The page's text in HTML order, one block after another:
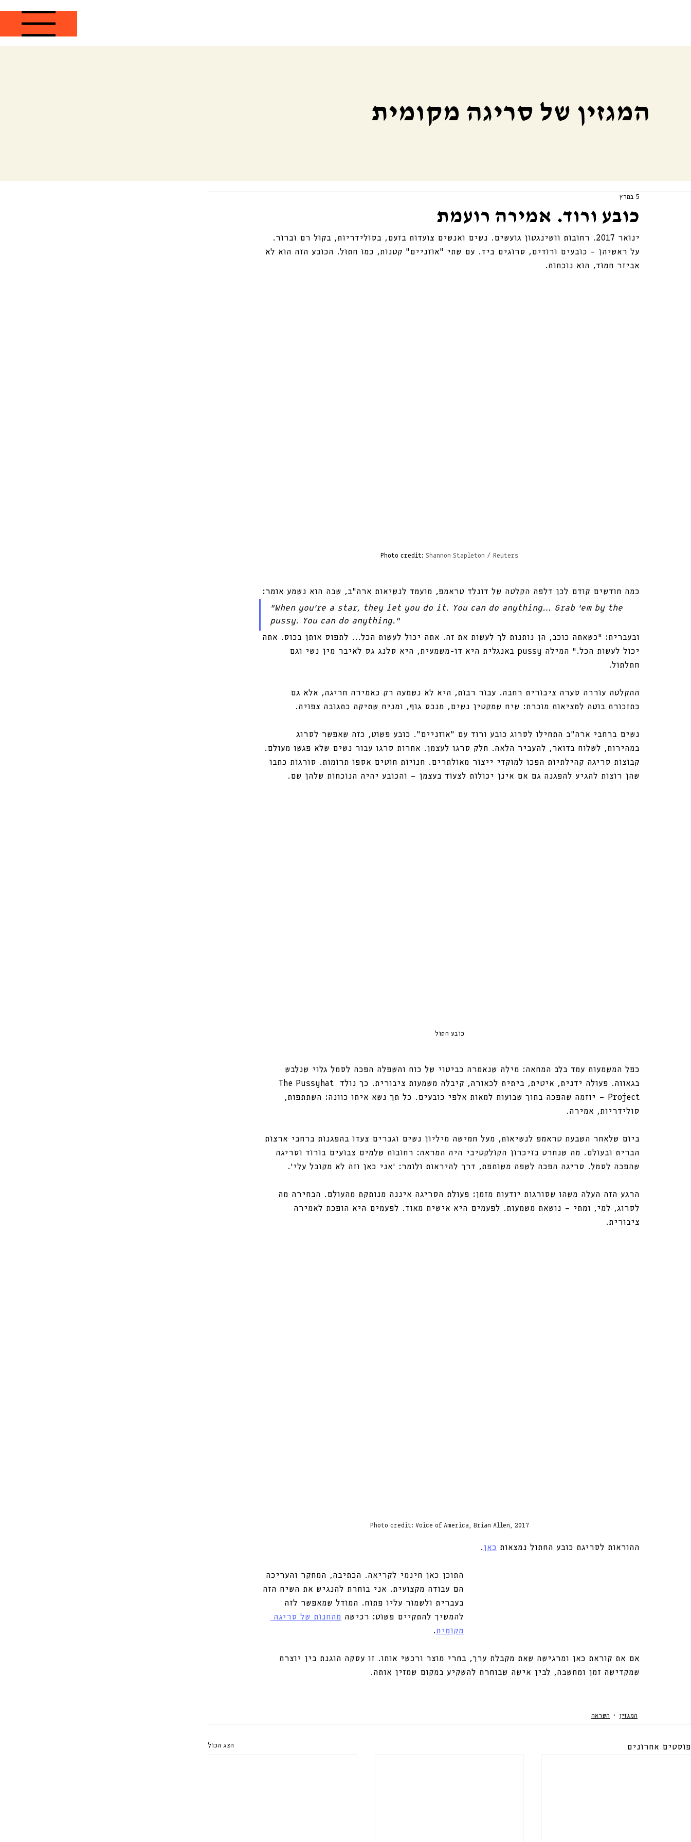
המגזין של סריגה מקומית
כובע ורוד. אמירה רועמת
5 במרץ
ינואר 2017. רחובות וושינגטון גועשים. נשים ואנשים צועדות בזעם, בסולידריות, בקול רם וברור.
על ראשיהן – כובעים ורודים, סרוגים ביד. עם שתי “אוזניים” קטנות, כמו חתול. הכובע הזה הוא לא
אביזר חמוד, הוא נוכחות.
Photo credit: Shannon Stapleton / Reuters
כמה חודשים קודם לכן דלפה הקלטה של דונלד טראמפ, מועמד לנשיאות ארה”ב, שבה הוא נשמע אומר:
“When you’re a star, they let you do it. You can do anything… Grab ’em by the
pussy. You can do anything.”
ובעברית: ״כשאתה כוכב, הן נותנות לך לעשות את זה. אתה יכול לעשות הכל... לתפוס אותן בכוס. אתה
יכול לעשות הכל.״ המילה pussy באנגלית היא דו-משמעית, היא סלנג גס לאיבר מין נשי וגם
חתלתול.
ההקלטה עוררה סערה ציבורית רחבה. עבור רבות, היא לא נשמעה רק כאמירה חריגה, אלא גם
כתזכורת בוטה למציאות מוכרת: שיח שמקטין נשים, מנכס גוף, ומניח שתיקה כתגובה צפויה.
נשים ברחבי ארה”ב התחילו לסרוג כובע ורוד עם “אוזניים”. כובע פשוט, כזה שאפשר לסרוג
במהירות, לשלוח בדואר, להעביר הלאה. חלק סרגו לעצמן. אחרות סרגו עבור נשים שלא פגשו מעולם.
קבוצות סריגה קהילתיות הפכו למוקדי ייצור מאולתרים. חנויות חוטים אספו תרומות. סורגות כתבו
שהן רוצות להגיע להפגנה גם אם אינן יכולות לצעוד בעצמן — והכובע יהיה הנוכחות שלהן שם.
כובע חתול
כפל המשמעות עמד בלב המחאה: מילה שנאמרה כביטוי של כוח והשפלה הפכה לסמל גלוי שנלבש
בגאווה. פעולה ידנית, איטית, ביתית לכאורה, קיבלה משמעות ציבורית. כך נולד The Pussyhat
Project — יוזמה שהפכה בתוך שבועות למאות אלפי כובעים. כל תך נשא איתו כוונה: השתתפות,
סולידריות, אמירה.
ביום שלאחר השבעת טראמפ לנשיאות, מעל חמישה מיליון נשים וגברים צעדו בהפגנות ברחבי ארצות
הברית ובעולם. מה שנחרט בזיכרון הקולקטיבי היה המראה: רחובות שלמים צבועים בורוד וסריגה
שהפכה לסמל. סריגה הפכה לשפה משותפת, דרך להיראות ולומר: ׳אני כאן וזה לא מקובל עלי׳.
הרגע הזה העלה משהו שסורגות יודעות מזמן: פעולת הסריגה איננה מנותקת מהעולם. הבחירה מה
לסרוג, למי, ומתי — נושאת משמעות. לפעמים היא אישית מאוד. לפעמים היא הופכת לאמירה
ציבורית.
Photo credit: Voice of America, Brian Allen, 2017
ההוראות לסריגת כובע החתול נמצאות כאן.
התוכן כאן חינמי לקריאה. הכתיבה, המחקר והעריכה
הם עבודה מקצועית. אני בוחרת להנגיש את השיח הזה
בעברית ולשמור עליו פתוח. המודל שמאפשר לזה
להמשיך להתקיים פשוט: רכישה מהחנות של סריגה
מקומית.
אם את קוראת כאן ומרגישה שאת מקבלת ערך, בחרי מוצר ורכשי אותו. זו עסקה הוגנת בין יוצרת
שמקדישה זמן ומחשבה, לבין אישה שבוחרת להשקיע במקום שמזין אותה.
המגזין השראה
פוסטים אחרונים הצג הכול